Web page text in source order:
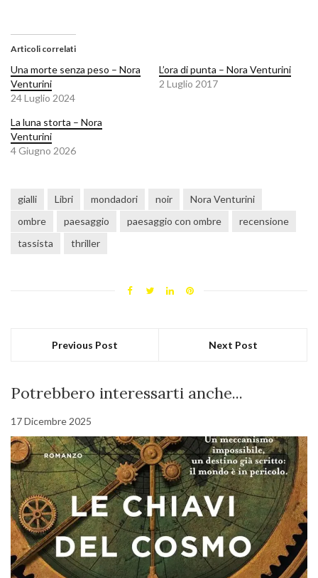
Articoli correlati
Una morte senza peso – Nora
Venturini
24 Luglio 2024
L’ora di punta – Nora Venturini
2 Luglio 2017
La luna storta – Nora
Venturini
4 Giugno 2026
gialli Libri mondadori noir
Nora Venturini
ombre
paesaggio paesaggio con ombre
recensione
tassista
thriller
Previous Post Next Post
Potrebbero interessarti anche...
17 Dicembre 2025